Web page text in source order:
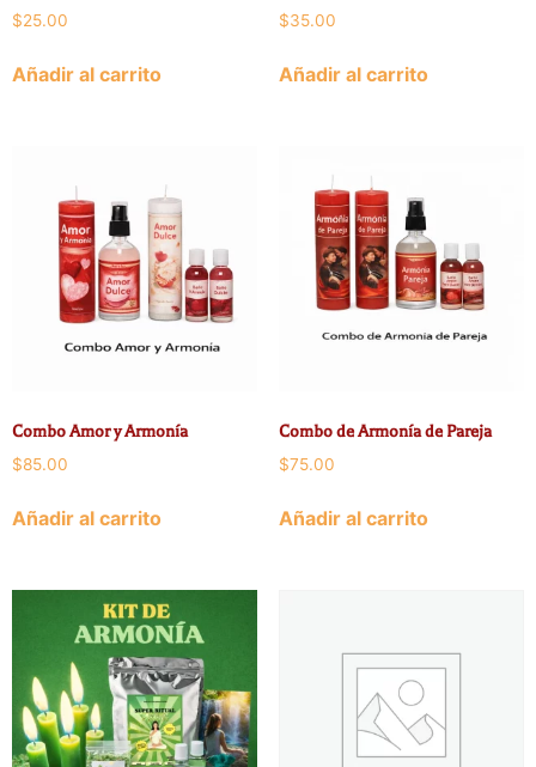
$25.00
Añadir al carrito
$35.00
Añadir al carrito
Combo Amor y Armonía
$85.00
Añadir al carrito
Combo de Armonía de Pareja
$75.00
Añadir al carrito